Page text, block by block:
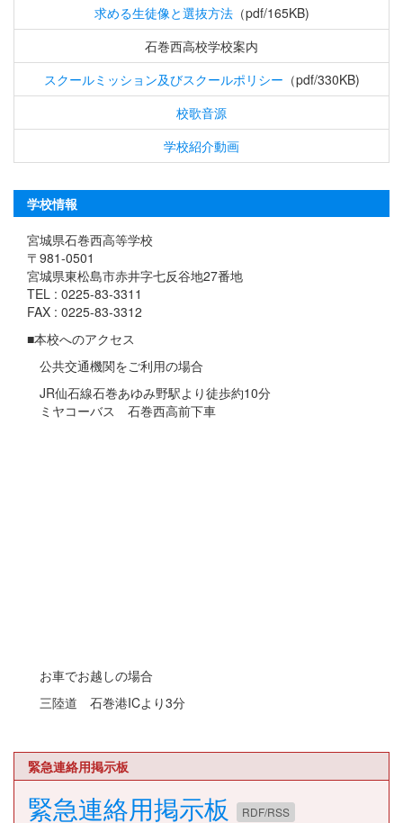
求める生徒像と選抜方法（pdf/165KB)
石巻西高校学校案内
スクールミッション及びスクールポリシー （pdf/330KB)
校歌音源
学校紹介動画
学校情報
宮城県石巻西高等学校
〒981-0501
宮城県東松島市赤井字七反谷地27番地
TEL : 0225-83-3311
FAX : 0225-83-3312
■本校へのアクセス
公共交通機関をご利用の場合
JR仙石線石巻あゆみ野駅より徒歩約10分
ミヤコーバス 石巻西高前下車
お車でお越しの場合
三陸道 石巻港ICより3分
緊急連絡用掲示板
緊急連絡用掲示板 RDF/RSS